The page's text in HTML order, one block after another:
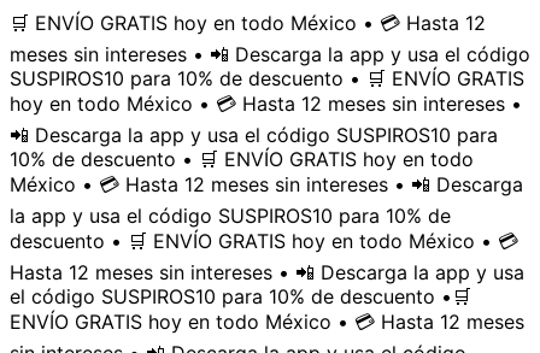
🛒 ENVÍO GRATIS hoy en todo México • 💳 Hasta 12
meses sin intereses • 📲 Descarga la app y usa el código
SUSPIROS10 para 10% de descuento • 🛒 ENVÍO GRATIS
hoy en todo México • 💳 Hasta 12 meses sin intereses •
📲 Descarga la app y usa el código SUSPIROS10 para
10% de descuento • 🛒 ENVÍO GRATIS hoy en todo
México • 💳 Hasta 12 meses sin intereses • 📲 Descarga
la app y usa el código SUSPIROS10 para 10% de
descuento • 🛒 ENVÍO GRATIS hoy en todo México • 💳
Hasta 12 meses sin intereses • 📲 Descarga la app y usa
el código SUSPIROS10 para 10% de descuento • 🛒
ENVÍO GRATIS hoy en todo México • 💳 Hasta 12 meses